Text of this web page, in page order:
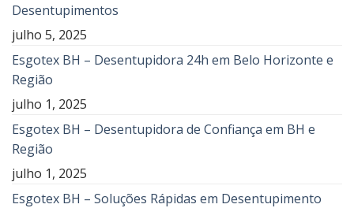
Desentupimentos
julho 5, 2025
Esgotex BH – Desentupidora 24h em Belo Horizonte e
Região
julho 1, 2025
Esgotex BH – Desentupidora de Confiança em BH e
Região
julho 1, 2025
Esgotex BH – Soluções Rápidas em Desentupimento